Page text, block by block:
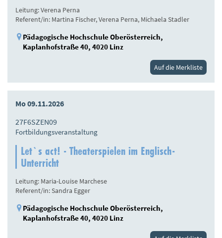
Leitung: Verena Perna
Referent/in: Martina Fischer, Verena Perna, Michaela Stadler
Pädagogische Hochschule Oberösterreich,
Kaplanhofstraße 40, 4020 Linz
Auf die Merkliste
Mo 09.11.2026
27F6SZEN09
Fortbildungsveranstaltung
Let`s act! - Theaterspielen im Englisch-
Unterricht
Leitung: Maria-Louise Marchese
Referent/in: Sandra Egger
Pädagogische Hochschule Oberösterreich,
Kaplanhofstraße 40, 4020 Linz